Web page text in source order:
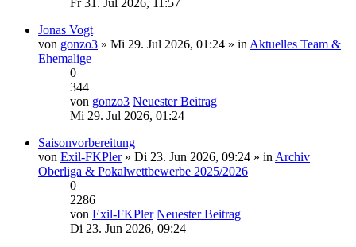
Jonas Vogt
von gonzo3 » Mi 29. Jul 2026, 01:24 » in Aktuelles Team &
Ehemalige
0
344
von gonzo3 Neuester Beitrag
Mi 29. Jul 2026, 01:24
Saisonvorbereitung
von Exil-FKPler» Di 23. Jun 2026, 09:24 » in Archiv
Oberliga & Pokalwettbewerbe 2025/2026
0
2286
von Exil-FKPler Neuester Beitrag
Di 23. Jun 2026, 09:24